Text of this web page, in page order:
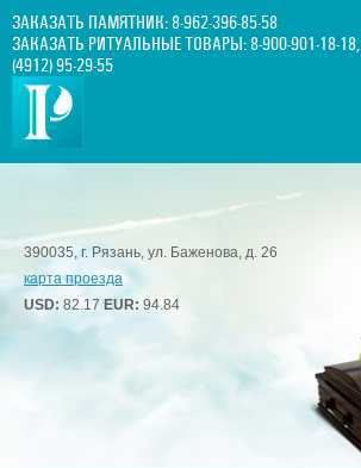
ЗАКАЗАТЬ ПАМЯТНИК:8-962-396-85-58
ЗАКАЗАТЬ РИТУАЛЬНЫЕ ТОВАРЫ:8-900-901-18-18,
(4912) 95-29-55
390035, г. Рязань, ул. Баженова, д. 26
карта проезда
USD: 82.17 EUR: 94.84